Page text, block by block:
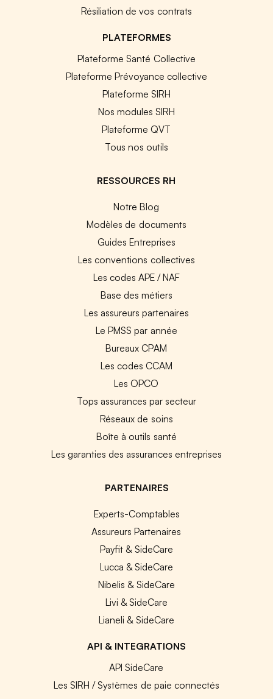
Résiliation de vos contrats
PLATEFORMES
Plateforme Santé Collective
Plateforme Prévoyance collective
Plateforme SIRH
Nos modules SIRH
Plateforme QVT
Tous nos outils
RESSOURCES RH
Notre Blog
Modèles de documents
Guides Entreprises
Les conventions collectives
Les codes APE / NAF
Base des métiers
Les assureurs partenaires
Le PMSS par année
Bureaux CPAM
Les codes CCAM
Les OPCO
Tops assurances par secteur
Réseaux de soins
Boîte à outils santé
Les garanties des assurances entreprises
PARTENAIRES
Experts-Comptables
Assureurs Partenaires
Payfit & SideCare
Lucca & SideCare
Nibelis & SideCare
Livi & SideCare
Lianeli & SideCare
API & INTEGRATIONS
API SideCare
Les SIRH / Systèmes de paie connectés